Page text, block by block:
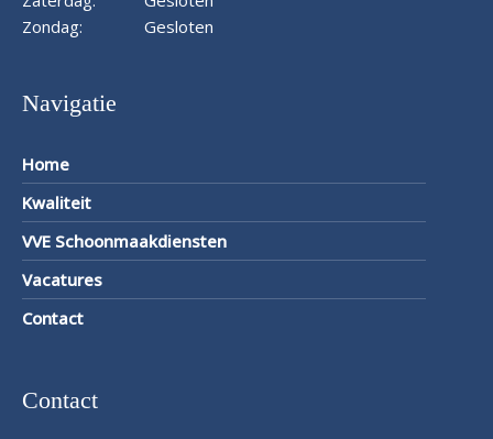
Zondag:
Gesloten
Navigatie
Home
Kwaliteit
VVE Schoonmaakdiensten
Vacatures
Contact
Contact